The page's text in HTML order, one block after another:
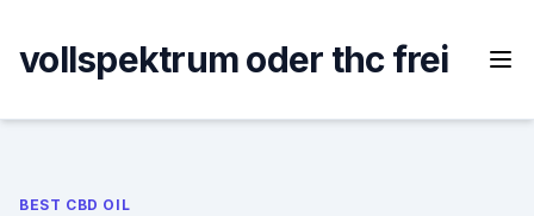
content
vollspektrum oder thc frei
BEST CBD OIL